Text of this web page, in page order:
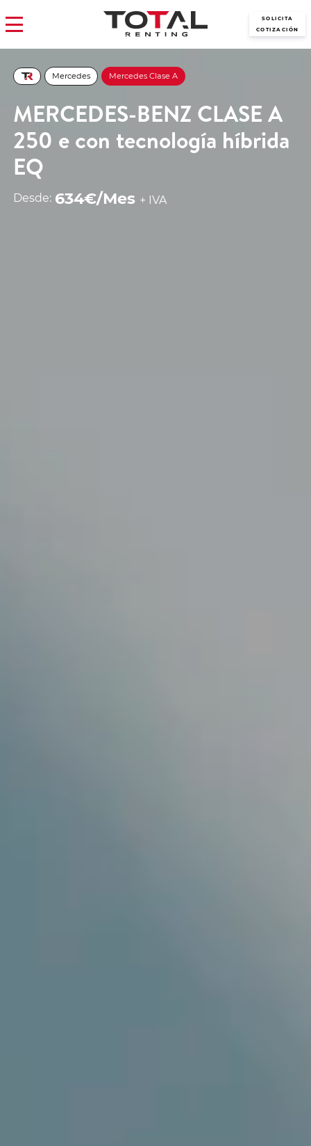
SOLICITA
COTIZACIÓN
Mercedes Mercedes Clase A
MERCEDES-BENZ CLASE A
250 e con tecnología híbrida
EQ
Desde: 634€/Mes + IVA